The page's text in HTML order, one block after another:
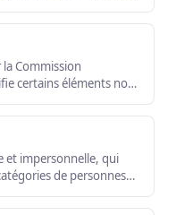
Commission
certains éléments non
et impersonnelle, qui
de personnes
et l'arrêté en sont les